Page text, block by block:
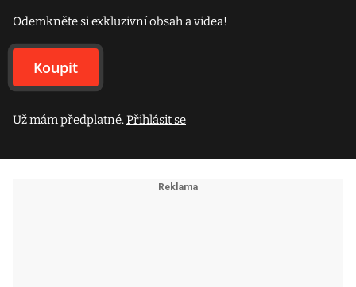
Odemkněte si exkluzivní obsah a videa!
Koupit
Už mám předplatné.Přihlásit se